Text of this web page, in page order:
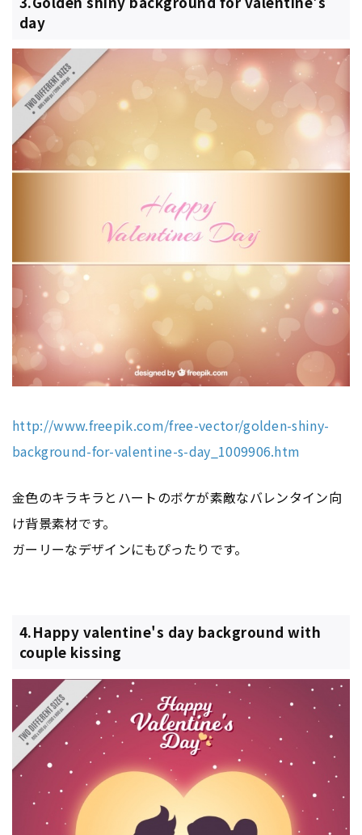
day
http://www.freepik.com/free-vector/golden-shiny-
background-for-valentine-s-day_1009906.htm
金色のキラキラとハートのボケが素敵なバレンタイン向
け背景素材です。
ガーリーなデザインにもぴったりです。
4.Happy valentine's day background with
couple kissing